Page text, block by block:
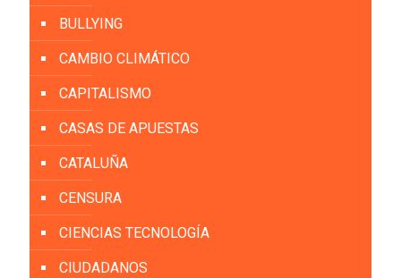
BULLYING
CAMBIO CLIMÁTICO
CAPITALISMO
CASAS DE APUESTAS
CATALUÑA
CENSURA
CIENCIAS TECNOLOGÍA
CIUDADANOS